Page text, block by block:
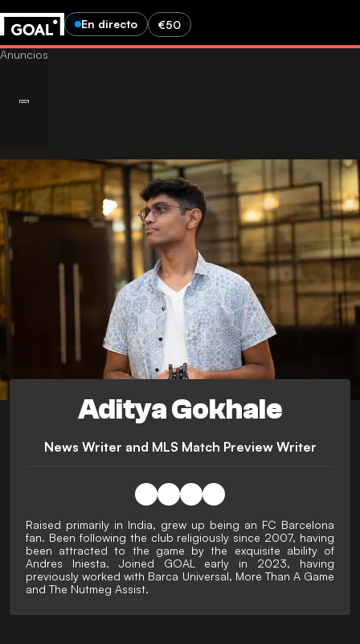
En directo €50
Aditya Gokhale
News Writer and MLS Match Preview Writer
Raised primarily in India, grew up being an FC Barcelona
fan. Been following the club religiously since 2007, having
been attracted to the game by the exquisite ability of
Andres Iniesta. Joined GOAL early in 2023, having
previously worked with Barca Universal, More Than A Game
and The Nutmeg Assist.